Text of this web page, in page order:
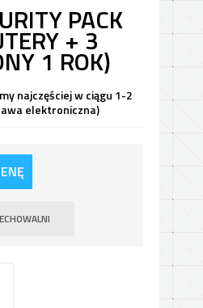
PACK
+ 3
1 ROK)
najczęściej w ciągu 1-2
elektroniczna)